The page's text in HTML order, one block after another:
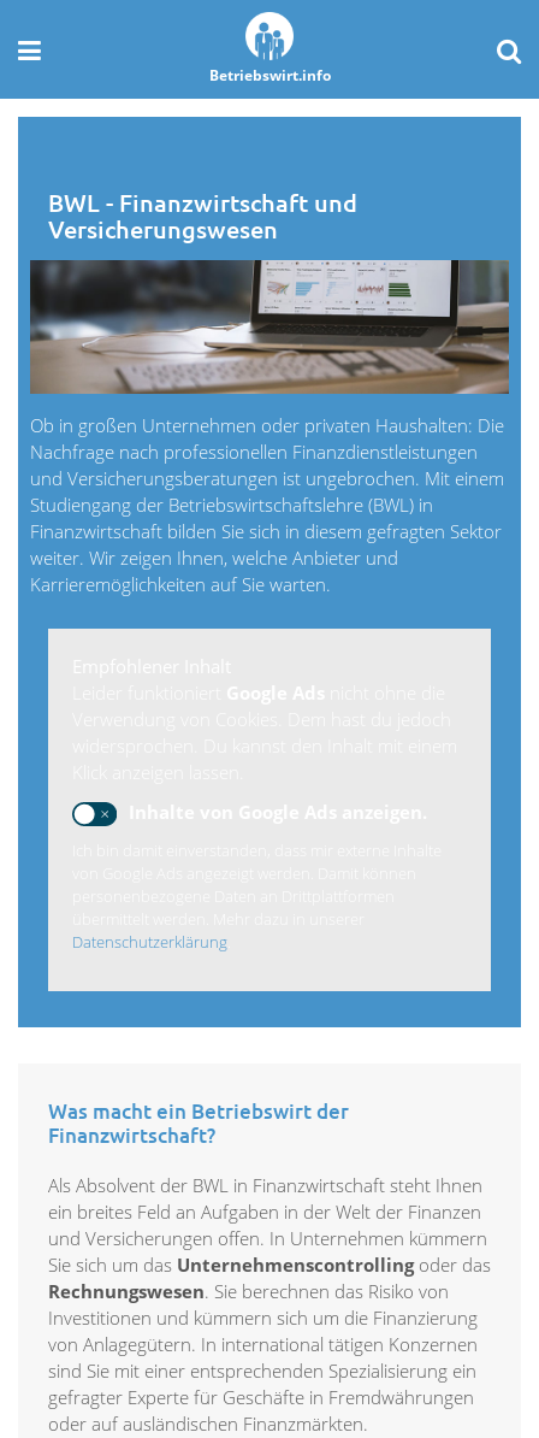
Betriebswirt.info
BWL - Finanzwirtschaft und
Versicherungswesen
Ob in großen Unternehmen oder privaten Haushalten: Die
Nachfrage nach professionellen Finanzdienstleistungen
und Versicherungsberatungen ist ungebrochen. Mit einem
Studiengang der Betriebswirtschaftslehre (BWL) in
Finanzwirtschaft bilden Sie sich in diesem gefragten Sektor
weiter. Wir zeigen Ihnen, welche Anbieter und
Karrieremöglichkeiten auf Sie warten.
Datenschutzerklärung
Was macht ein Betriebswirt der
Finanzwirtschaft?
Als Absolvent der BWL in Finanzwirtschaft steht Ihnen
ein breites Feld an Aufgaben in der Welt der Finanzen
und Versicherungen offen. In Unternehmen kümmern
Sie sich um das Unternehmenscontrollingoder das
Rechnungswesen. Sie berechnen das Risiko von
Investitionen und kümmern sich um die Finanzierung
von Anlagegütern. In international tätigen Konzernen
sind Sie mit einer entsprechenden Spezialisierung ein
gefragter Experte für Geschäfte in Fremdwährungen
oder auf ausländischen Finanzmärkten.